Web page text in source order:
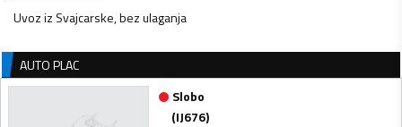
Uvoz iz Svajcarske, bez ulaganja
AUTO PLAC
Slobo
(IJ676)